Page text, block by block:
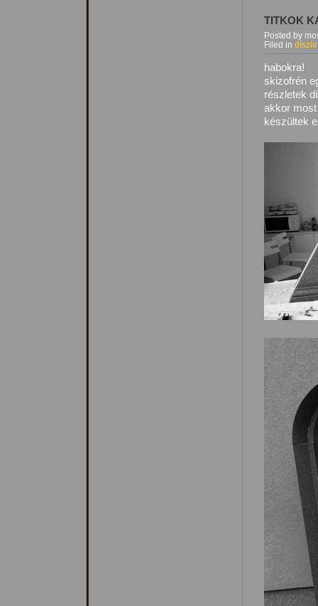
TITKOK
Posted by
Filed in
habokra!
skizofrén
részletek
akkor
készültek